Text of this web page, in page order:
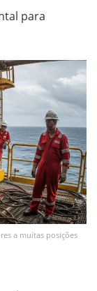
para
a muitas posições